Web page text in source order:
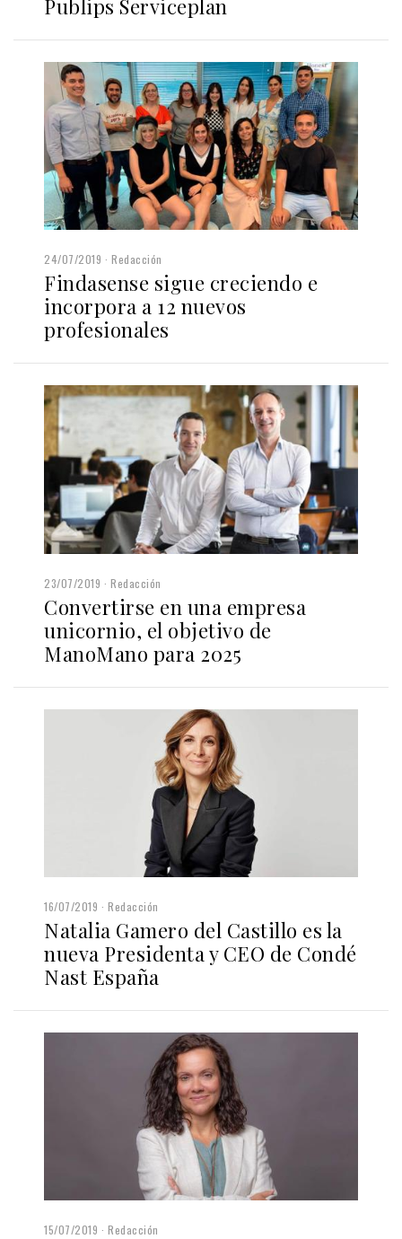
Publips Serviceplan
24/07/2019 Redacción
Findasense sigue creciendo e
incorpora a 12 nuevos
profesionales
23/07/2019 Redacción
Convertirse en una empresa
unicornio, el objetivo de
ManoMano para 2025
16/07/2019 Redacción
Natalia Gamero del Castillo es la
nueva Presidenta y CEO de Condé
Nast España
15/07/2019 Redacción